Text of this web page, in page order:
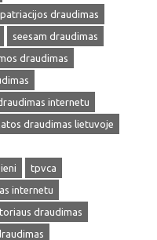
draudimas
seesam draudimas
draudimas
internetu
draudimas lietuvoje
tpvca
internetu
draudimas